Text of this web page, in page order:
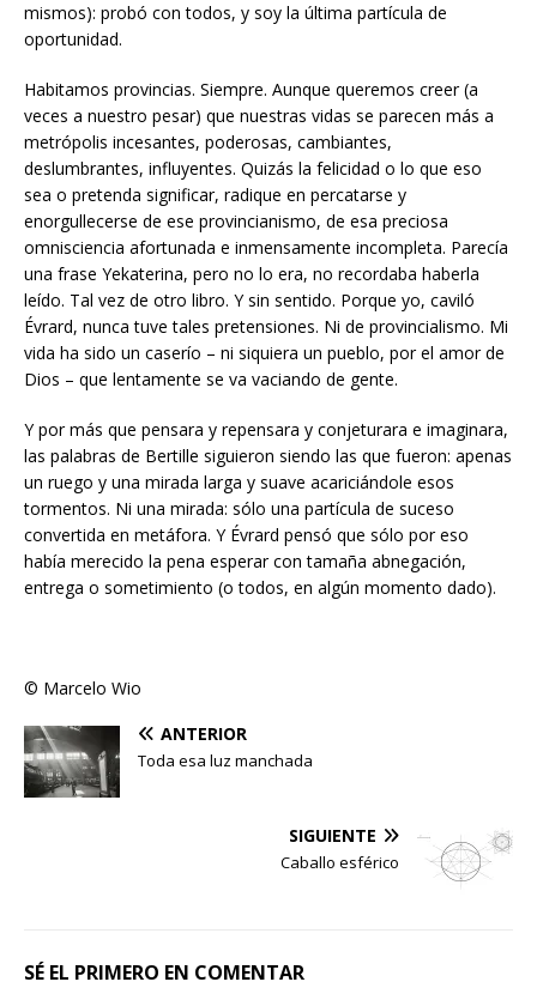
mismos): probó con todos, y soy la última partícula de
oportunidad.
Habitamos provincias. Siempre. Aunque queremos creer (a
veces a nuestro pesar) que nuestras vidas se parecen más a
metrópolis incesantes, poderosas, cambiantes,
deslumbrantes, influyentes. Quizás la felicidad o lo que eso
sea o pretenda significar, radique en percatarse y
enorgullecerse de ese provincianismo, de esa preciosa
omnisciencia afortunada e inmensamente incompleta. Parecía
una frase Yekaterina, pero no lo era, no recordaba haberla
leído. Tal vez de otro libro. Y sin sentido. Porque yo, caviló
Évrard, nunca tuve tales pretensiones. Ni de provincialismo. Mi
vida ha sido un caserío – ni siquiera un pueblo, por el amor de
Dios – que lentamente se va vaciando de gente.
Y por más que pensara y repensara y conjeturara e imaginara,
las palabras de Bertille siguieron siendo las que fueron: apenas
un ruego y una mirada larga y suave acariciándole esos
tormentos. Ni una mirada: sólo una partícula de suceso
convertida en metáfora. Y Évrard pensó que sólo por eso
había merecido la pena esperar con tamaña abnegación,
entrega o sometimiento (o todos, en algún momento dado).
© Marcelo Wio
ANTERIOR
Toda esa luz manchada
SIGUIENTE
Caballo esférico
SÉ EL PRIMERO EN COMENTAR